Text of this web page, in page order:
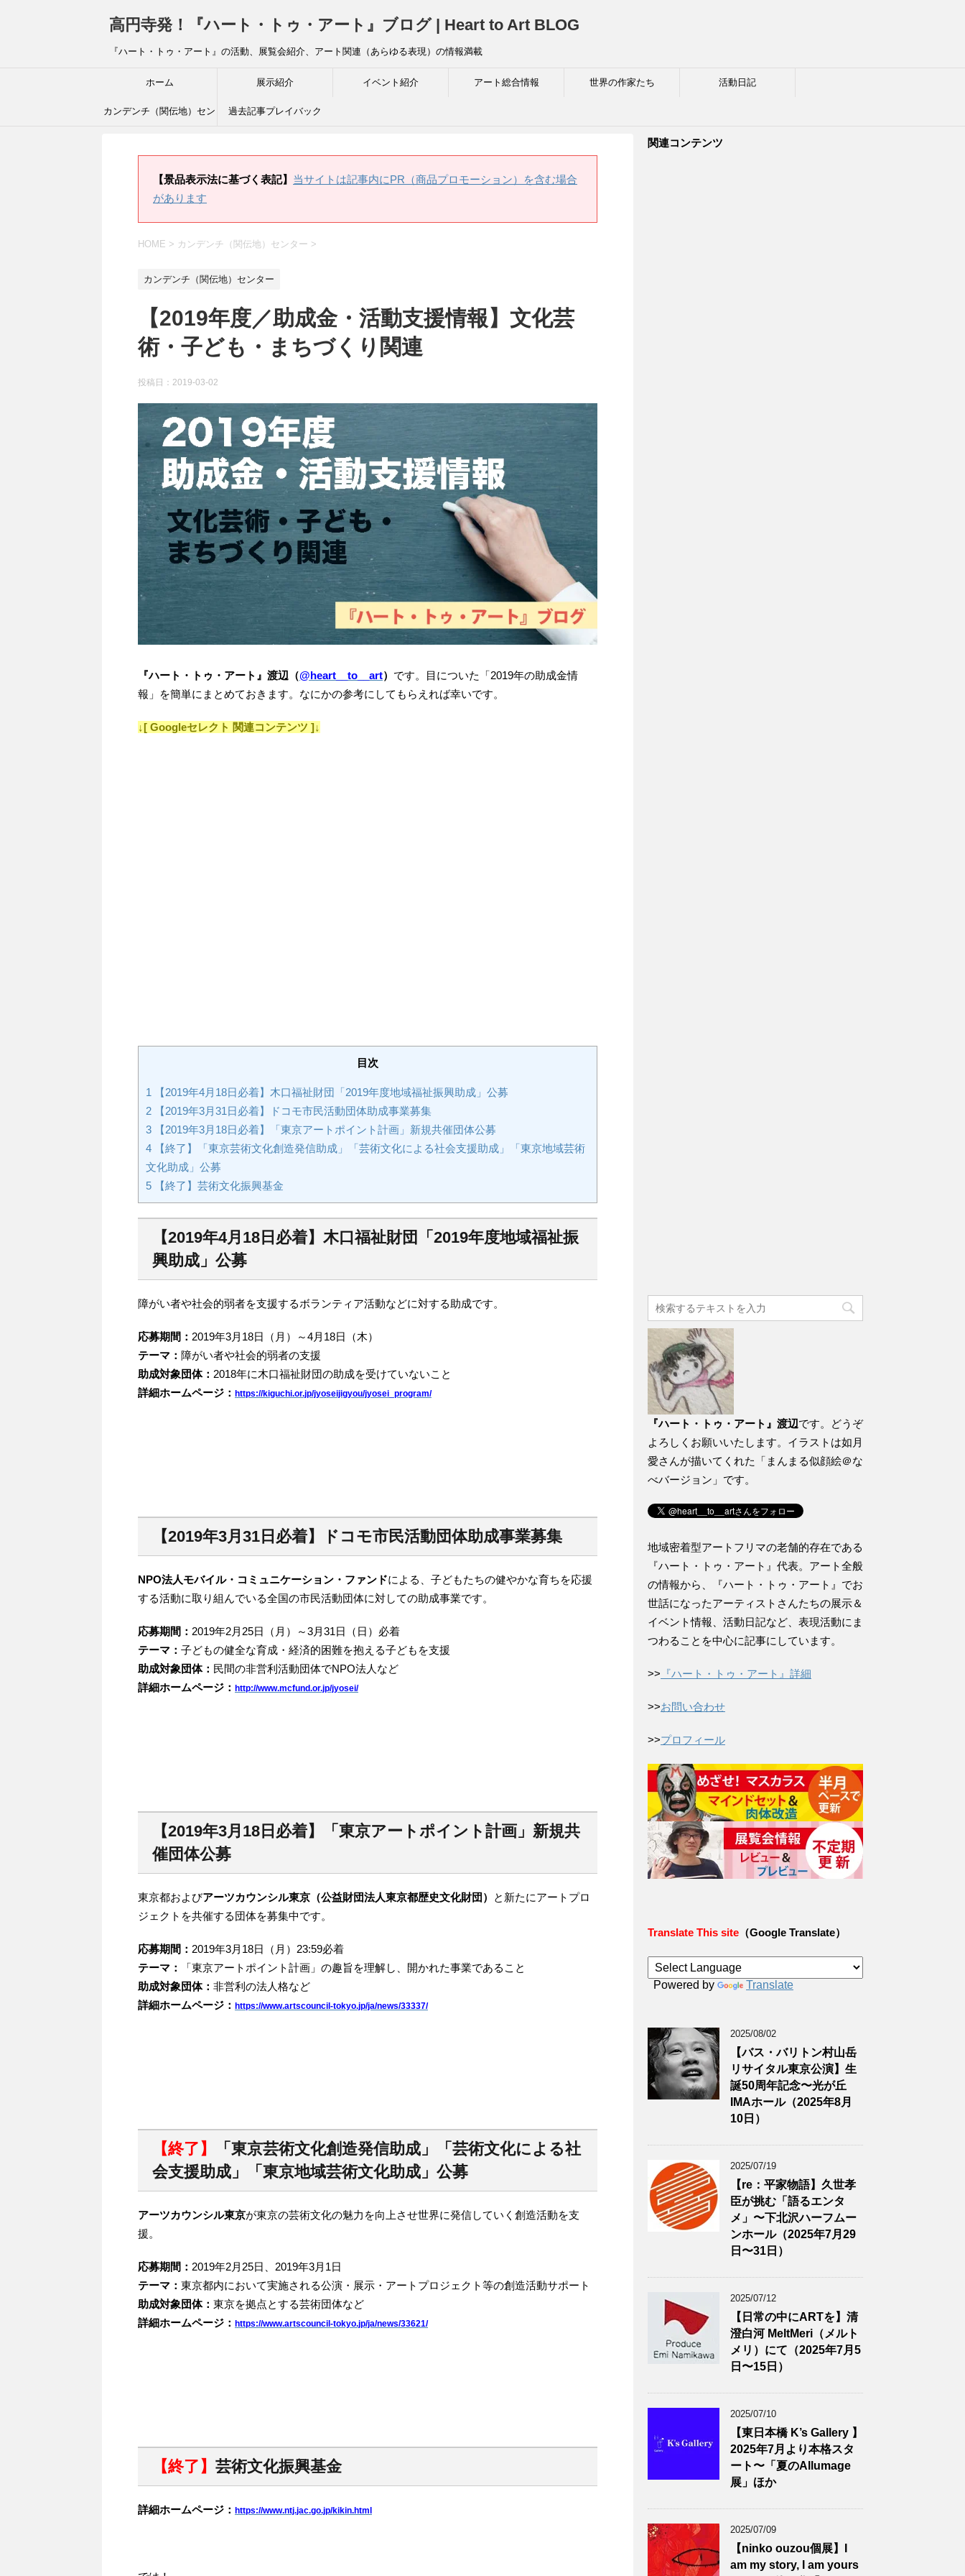
高円寺発！『ハート・トゥ・アート』ブログ | Heart to Art BLOG
『ハート・トゥ・アート』の活動、展覧会紹介、アート関連（あらゆる表現）の情報満載
ホーム 展示紹介 イベント紹介 アート総合情報 世界の作家たち 活動日記
カンデンチ（関伝地）セン 過去記事プレイバック
【景品表示法に基づく表記】 当サイトは記事内にPR（商品プロモーション）を含む場合
があります
HOME > カンデンチ（関伝地）センター >
カンデンチ（関伝地）センター
【2019年度／助成金・活動支援情報】文化芸
術・子ども・まちづくり関連
投稿日： 2019-03-02
『ハート・トゥ・アート』渡辺（@heart__to__art） です。目についた「2019年の助成金情
報」を簡単にまとめておきます。なにかの参考にしてもらえれば幸いです。
↓[ Googleセレクト 関連コンテンツ ]↓
目次
1
【2019年4月18日必着】木口福祉財団「2019年度地域福祉振興助成」公募
2 【2019年3月31日必着】ドコモ市民活動団体助成事業募集
3 【2019年3月18日必着】「東京アートポイント計画」新規共催団体公募
4 【終了】「東京芸術文化創造発信助成」「芸術文化による社会支援助成」「東京地域芸術
文化助成」公募
5 【終了】芸術文化振興基金
【2019年4月18日必着】木口福祉財団「2019年度地域福祉振
興助成」公募
障がい者や社会的弱者を支援するボランティア活動などに対する助成です。
応募期間： 2019年3月18日（月）～4月18日（木）
テーマ： 障がい者や社会的弱者の支援
助成対象団体： 2018年に木口福祉財団の助成を受けていないこと
詳細ホームページ： https://kiguchi.or.jp/jyoseijigyou/jyosei_program/
【2019年3月31日必着】ドコモ市民活動団体助成事業募集
NPO法人モバイル・コミュニケーション・ファンドによる、子どもたちの健やかな育ちを応援
する活動に取り組んでいる全国の市民活動団体に対しての助成事業です。
応募期間： 2019年2月25日（月）～3月31日（日）必着
テーマ： 子どもの健全な育成・経済的困難を抱える子どもを支援
助成対象団体： 民間の非営利活動団体でNPO法人など
詳細ホームページ： http://www.mcfund.or.jp/jyosei/
【2019年3月18日必着】「東京アートポイント計画」新規共
催団体公募
東京都およびアーツカウンシル東京（公益財団法人東京都歴史文化財団）
と新たにアートプロ
ジェクトを共催する団体を募集中です。
応募期間： 2019年3月18日（月）23:59必着
テーマ：
「東京アートポイント計画」の趣旨を理解し、開かれた事業であること
助成対象団体： 非営利の法人格など
詳細ホームページ： https://www.artscouncil-tokyo.jp/ja/news/33337/
【終了】
「東京芸術文化創造発信助成」「芸術文化による社
会支援助成」「東京地域芸術文化助成」公募
アーツカウンシル東京が東京の芸術文化の魅力を向上させ世界に発信していく創造活動を支
援。
応募期間： 2019年2月25日、2019年3月1日
テーマ： 東京都内において実施される公演・展示・アートプロジェクト等の創造活動サポート
助成対象団体： 東京を拠点とする芸術団体など
詳細ホームページ： https://www.artscouncil-tokyo.jp/ja/news/33621/
【終了】 芸術文化振興基金
詳細ホームページ： https://www.ntj.jac.go.jp/kikin.html
関連コンテンツ
『ハート・トゥ・アート』渡辺です。どうぞ
よろしくお願いいたします。イラストは如月
愛さんが描いてくれた「まんまる似顔絵＠な
べバージョン」です。
地域密着型アートフリマの老舗的存在である
『ハート・トゥ・アート』代表。アート全般
の情報から、『ハート・トゥ・アート』でお
世話になったアーティストさんたちの展示＆
イベント情報、活動日記など、表現活動にま
つわることを中心に記事にしています。
>> 『ハート・トゥ・アート』詳細
>>お問い合わせ
>>プロフィール
Translate This site （Google Translate）
Powered by Translate
2025/08/02
【バス・バリトン村山岳
リサイタル東京公演】生
誕50周年記念〜光が丘
IMAホール（2025年8月
10日）
2025/07/19
【re：平家物語】久世孝
臣が挑む「語るエンタ
メ」〜下北沢ハーフムー
ンホール（2025年7月29
日〜31日）
2025/07/12
【日常の中にARTを】清
澄白河 MeltMeri（メルト
メリ）にて（2025年7月5
日〜15日）
2025/07/10
【東日本橋 K’s Gallery 】
2025年7月より本格スタ
ート〜「夏のAllumage
展」ほか
2025/07/09
【ninko ouzou個展】I
am my story, I am yours